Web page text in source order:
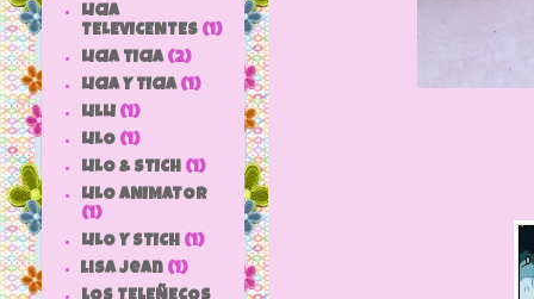
LICIA
TELEVICENTES (1)
LICIA TICIA (2)
LICIA Y TICIA (1)
LILLI (1)
LILO (1)
LILO & STICH (1)
LILO ANIMATOR
(1)
LILO Y STICH (1)
lisa jean (1)